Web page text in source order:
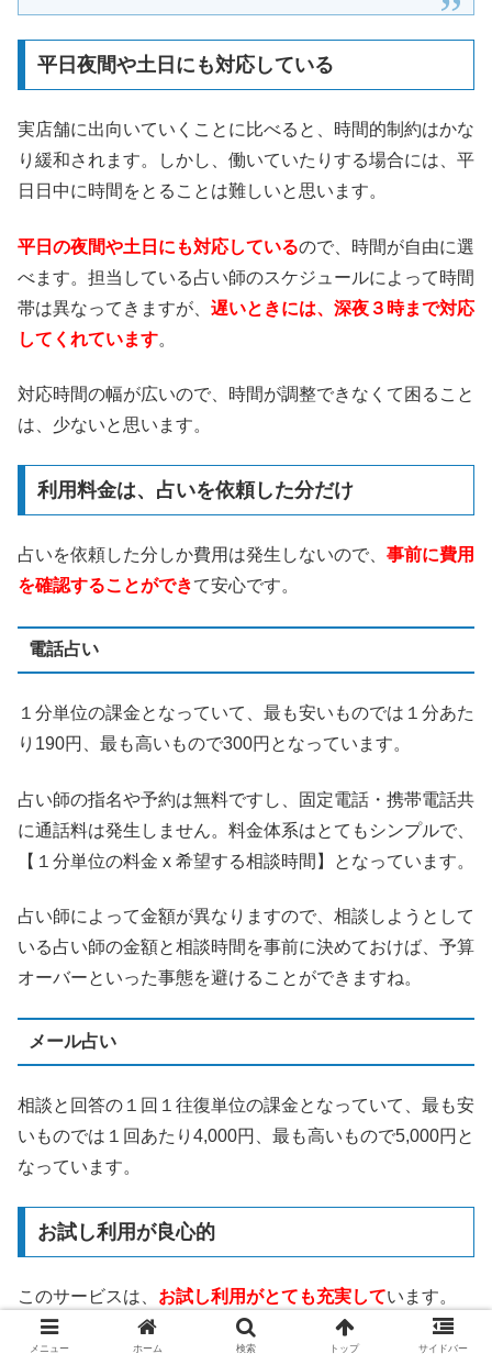
平日夜間や土日にも対応している
実店舗に出向いていくことに比べると、時間的制約はかな
り緩和されます。しかし、働いていたりする場合には、平
日日中に時間をとることは難しいと思います。
平日の夜間や土日にも対応しているので、時間が自由に選
べます。担当している占い師のスケジュールによって時間
帯は異なってきますが、 遅いときには、深夜３時まで対応
してくれています。
対応時間の幅が広いので、時間が調整できなくて困ること
は、少ないと思います。
利用料金は、占いを依頼した分だけ
占いを依頼した分しか費用は発生しないので、 事前に費用
を確認することができて安心です。
電話占い
１分単位の課金となっていて、最も安いものでは１分あた
り190円、最も高いもので300円となっています。
占い師の指名や予約は無料ですし、固定電話・携帯電話共
に通話料は発生しません。料金体系はとてもシンプルで、
【１分単位の料金 x 希望する相談時間】となっています。
占い師によって金額が異なりますので、相談しようとして
いる占い師の金額と相談時間を事前に決めておけば、予算
オーバーといった事態を避けることができますね。
メール占い
相談と回答の１回１往復単位の課金となっていて、最も安
いものでは１回あたり4,000円、最も高いもので5,000円と
なっています。
お試し利用が良心的
このサービスは、 お試し利用がとても充実しています。
メニュー ホーム 検索 トップ サイドバー